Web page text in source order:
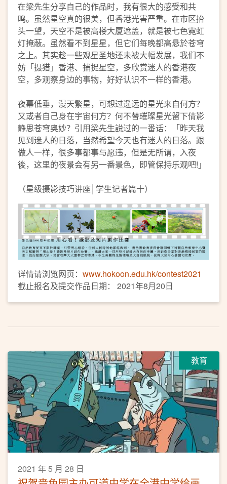
在梁先生分享自己的作品时，我有很大的感受和共
鸣。虽然星空真的很美，但香港光害严重。在市区抬
头一望，天空不是被高楼大厦遮盖，就是被七色霓虹
灯掩蔽。虽然看不到星星，但它们每晚都高悬於苍穹
之上。其实趁一些观星圣地还未被大幅发展，我们不
妨「摄猎」香港、捕捉星空，多欣赏迷人的香港夜
空，多观察身边的事物，好好认识不一样的香港。
夜幕低垂，漫天繁星，可想过遥远的星光来自何方？
又或者自己身在宇宙何方？何不替璀璨星光留下倩影
静思苍穹奥妙？引用梁先生説过的一番话：「昨天我
见到迷人的日落，当然希望今天也有迷人的日落。跟
做人一样，很多事都事与愿违，但是无所谓，入夜
後，这里的夜景会有另一番景色，即管保持乐观吧!」
（星级摄影技巧讲座│学生记者篇十）
详情请浏览网页： www.hokoon.edu.hk/contest2021
截止报名及提交作品日期： 2021年8月20日
教育
2021 年 5 月 28 日